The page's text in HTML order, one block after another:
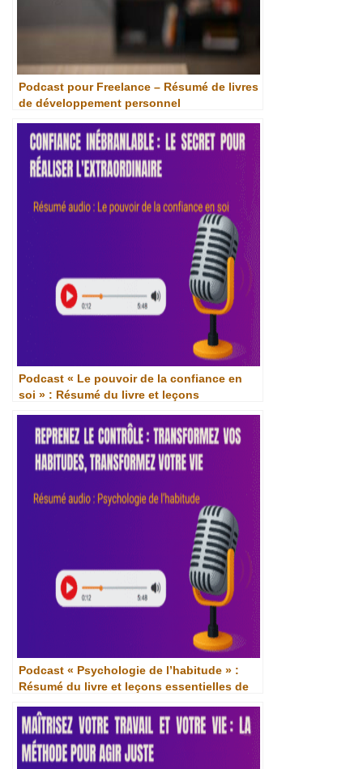
Podcast pour Freelance – Résumé de livres
de développement personnel
Podcast « Le pouvoir de la confiance en
soi » : Résumé du livre et leçons
Podcast « Psychologie de l’habitude » :
Résumé du livre et leçons essentielles de